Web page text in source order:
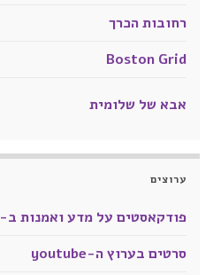
רחובות הכרך
Boston Grid
אבא של שלומית
ערוצים
פודקאסטים על מדע ואמנות ב-soundcloud
סרטים בערוץ ה-youtube